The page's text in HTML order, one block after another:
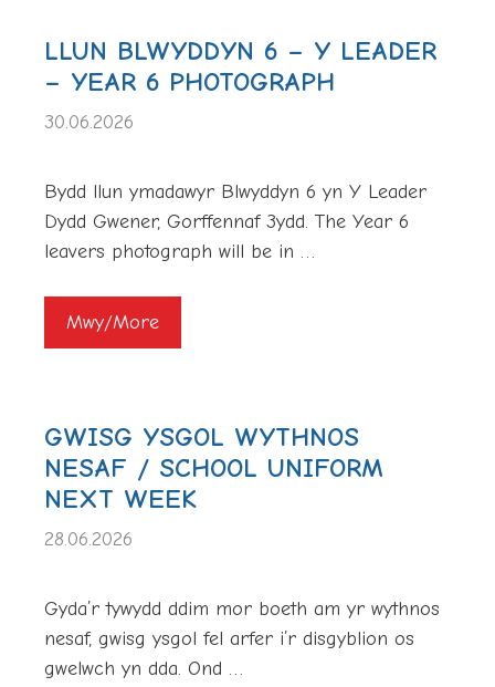
LLUN BLWYDDYN 6 – Y LEADER
– YEAR 6 PHOTOGRAPH
30.06.2026
Bydd llun ymadawyr Blwyddyn 6 yn Y Leader
Dydd Gwener, Gorffennaf 3ydd. The Year 6
leavers photograph will be in …
Mwy/More
GWISG YSGOL WYTHNOS
NESAF / SCHOOL UNIFORM
NEXT WEEK
28.06.2026
Gyda’r tywydd ddim mor boeth am yr wythnos
nesaf, gwisg ysgol fel arfer i’r disgyblion os
gwelwch yn dda. Ond …